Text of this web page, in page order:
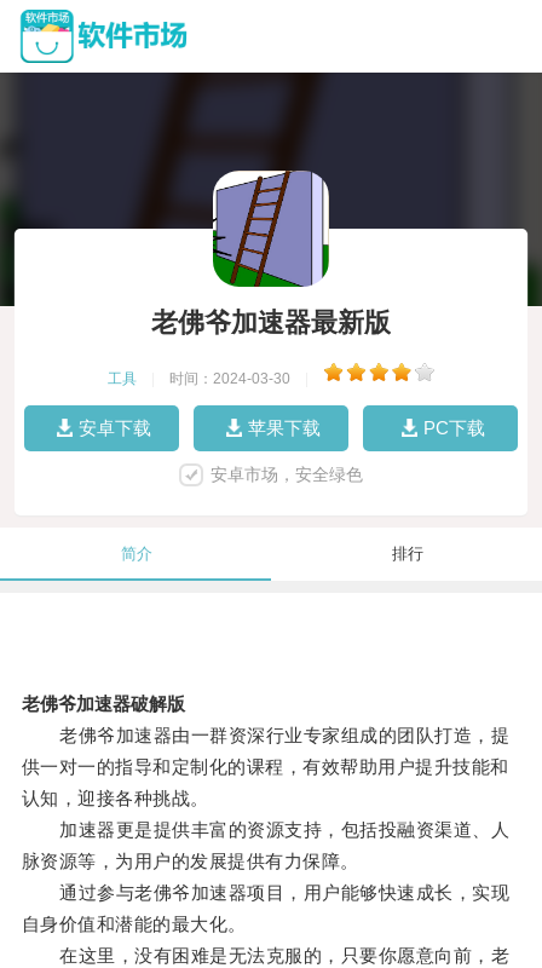
老佛爷加速器最新版
工具 时间：2024-03-30
安卓下载 苹果下载 PC下载
安卓市场，安全绿色
简介 排行
老佛爷加速器破解版
老佛爷加速器由一群资深行业专家组成的团队打造，提
供一对一的指导和定制化的课程，有效帮助用户提升技能和
认知，迎接各种挑战。
加速器更是提供丰富的资源支持，包括投融资渠道、人
脉资源等，为用户的发展提供有力保障。
通过参与老佛爷加速器项目，用户能够快速成长，实现
自身价值和潜能的最大化。
在这里，没有困难是无法克服的，只要你愿意向前，老